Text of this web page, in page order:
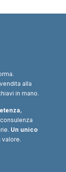
alla
in mano.
,
Un unico
valore.